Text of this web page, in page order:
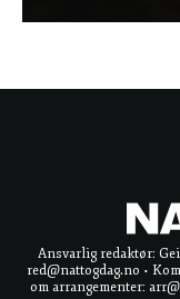
Ansvarlig redaktør:
red@nattogdag.no •
om arrangementer: